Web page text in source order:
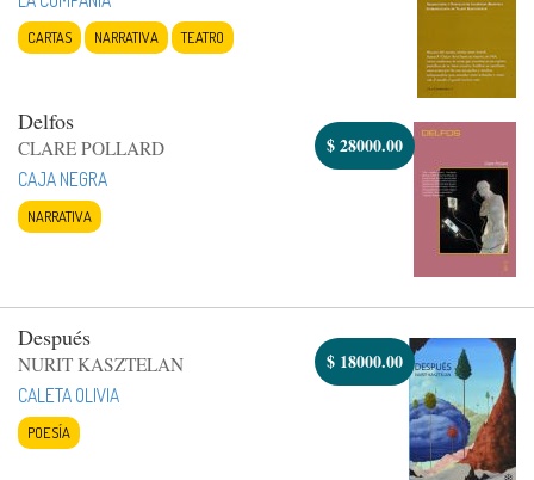
CARTAS NARRATIVA TEATRO
Delfos
CLARE POLLARD
CAJA NEGRA
NARRATIVA
$28000.00
Después
NURIT KASZTELAN
CALETA OLIVIA
POESÍA
$ 18000.00